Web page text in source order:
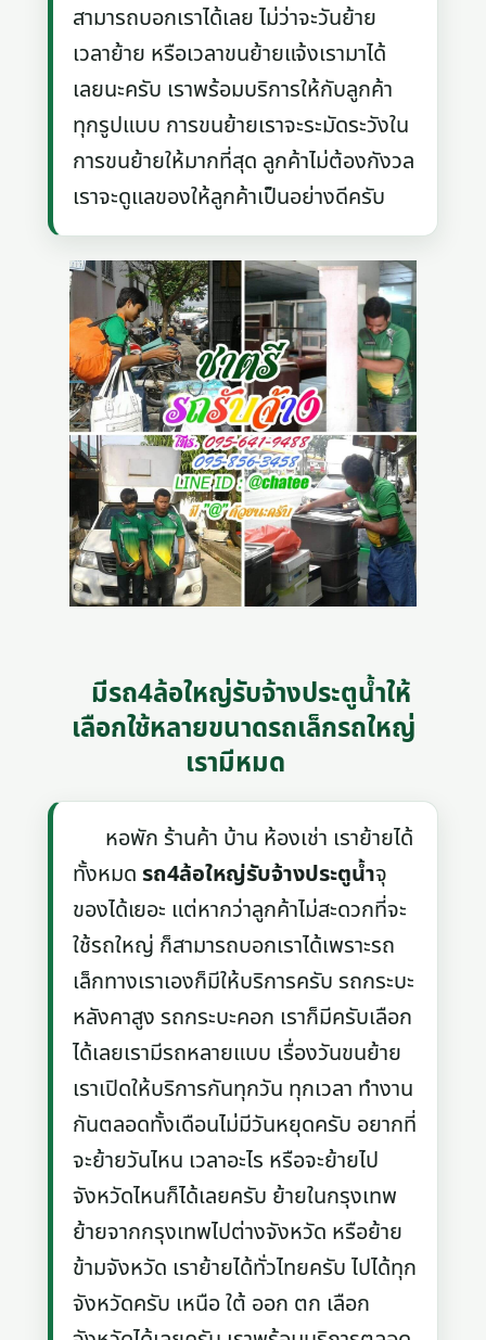
สามารถบอกเราได้เลย ไม่ว่าจะวันย้าย
เวลาย้าย หรือเวลาขนย้ายแจ้งเรามาได้
เลยนะครับ เราพร้อมบริการให้กับลูกค้า
ทุกรูปแบบ การขนย้ายเราจะระมัดระวังใน
การขนย้ายให้มากที่สุด ลูกค้าไม่ต้องกังวล
เราจะดูแลของให้ลูกค้าเป็นอย่างดีครับ
มีรถ4ล้อใหญ่รับจ้างประตูน้ำให้
เลือกใช้หลายขนาดรถเล็กรถใหญ่
เรามีหมด
หอพัก ร้านค้า บ้าน ห้องเช่า เราย้ายได้
ทั้งหมดรถ4ล้อใหญ่รับจ้างประตูน้ำจุ
ของได้เยอะ แต่หากว่าลูกค้าไม่สะดวกที่จะ
ใช้รถใหญ่ ก็สามารถบอกเราได้เพราะรถ
เล็กทางเราเองก็มีให้บริการครับ รถกระบะ
หลังคาสูง รถกระบะคอก เราก็มีครับเลือก
ได้เลยเรามีรถหลายแบบ เรื่องวันขนย้าย
เราเปิดให้บริการกันทุกวัน ทุกเวลา ทำงาน
กันตลอดทั้งเดือนไม่มีวันหยุดครับ อยากที่
จะย้ายวันไหน เวลาอะไร หรือจะย้ายไป
จังหวัดไหนก็ได้เลยครับ ย้ายในกรุงเทพ
ย้ายจากกรุงเทพไปต่างจังหวัด หรือย้าย
ข้ามจังหวัด เราย้ายได้ทั่วไทยครับ ไปได้ทุก
จังหวัดครับ เหนือ ใต้ ออก ตก เลือก